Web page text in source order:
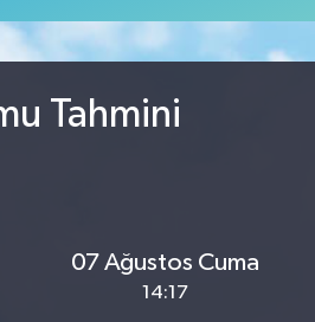
Tahmini
07 Ağustos Cuma
14:17